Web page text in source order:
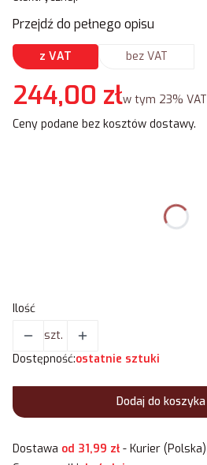
Przejdź do pełnego opisu
z VAT bez VAT
Cena
244,00 złw tym 23% VAT
w tym 23% VAT
Ceny podane bez kosztów dostawy.
Ilość
szt.
Dostępność:ostatnie sztuki
Dodaj do koszyka
Dostawa od 31,99 zł- Kurier (Polska)